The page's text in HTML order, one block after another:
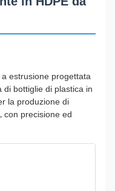
estrusione progettata
di bottiglie di plastica in
la produzione di
con precisione ed